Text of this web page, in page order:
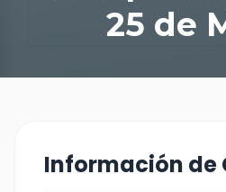
25 de
Información de